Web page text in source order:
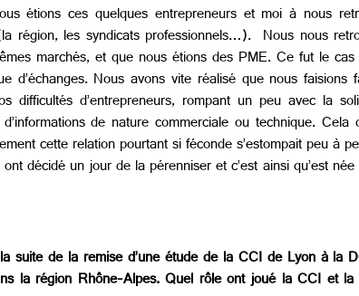
étions ces quelques entrepreneurs et moi à nous
région, les syndicats professionnels…). Nous nous
marchés, et que nous étions des PME. Ce fut le
Nous avons vite réalisé que nous faisions
d’entrepreneurs, rompant un peu avec la
de nature commerciale ou technique.
cette relation pourtant si féconde s’estompait peu à
décidé un jour de la pérenniser et c’est ainsi qu’est
suite de la remise d’une étude de la CCI de Lyon à
la région Rhône-Alpes. Quel rôle ont joué la CCI et